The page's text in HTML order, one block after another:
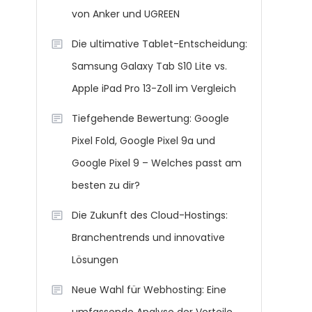
von Anker und UGREEN
Die ultimative Tablet-Entscheidung:
Samsung Galaxy Tab S10 Lite vs.
Apple iPad Pro 13-Zoll im Vergleich
Tiefgehende Bewertung: Google
Pixel Fold, Google Pixel 9a und
Google Pixel 9 – Welches passt am
besten zu dir?
Die Zukunft des Cloud-Hostings:
Branchentrends und innovative
Lösungen
Neue Wahl für Webhosting: Eine